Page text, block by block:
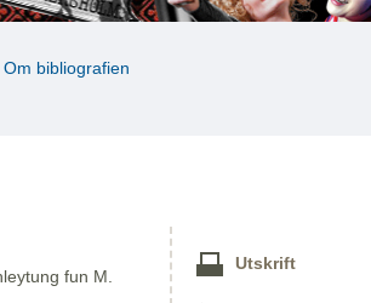
Om bibliografien
fun M.
Utskrift